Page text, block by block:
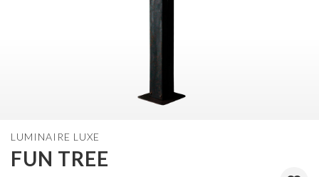
LUMINAIRE LUXE
FUN TREE